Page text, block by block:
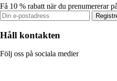
Få 10 % rabatt när du prenumererar
Håll kontakten
Följ oss på sociala medier